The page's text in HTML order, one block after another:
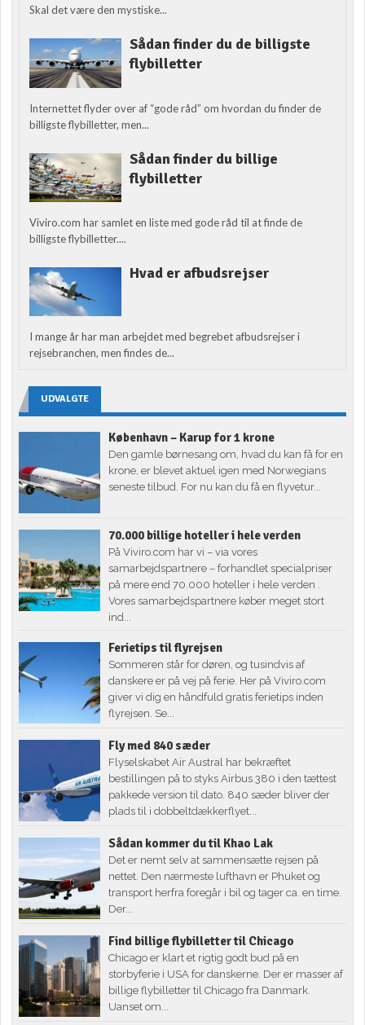
Skal det være den mystiske...
Sådan finder du de billigste
flybilletter
Internettet flyder over af “gode råd” om hvordan du finder de
billigste flybilletter, men...
Sådan finder du billige
flybilletter
Viviro.com har samlet en liste med gode råd til at finde de
billigste flybilletter....
Hvad er afbudsrejser
I mange år har man arbejdet med begrebet afbudsrejser i
rejsebranchen, men findes de...
UDVALGTE
København – Karup for 1 krone
Den gamle børnesang om, hvad du kan få for en
krone, er blevet aktuel igen med Norwegians
seneste tilbud. For nu kan du få en flyvetur...
70.000 billige hoteller i hele verden
På Viviro.com har vi – via vores
samarbejdspartnere – forhandlet specialpriser
på mere end 70.000 hoteller i hele verden .
Vores samarbejdspartnere køber meget stort
ind...
Ferietips til flyrejsen
Sommeren står for døren, og tusindvis af
danskere er på vej på ferie. Her på Viviro.com
giver vi dig en håndfuld gratis ferietips inden
flyrejsen. Se...
Fly med 840 sæder
Flyselskabet Air Austral har bekræftet
bestillingen på to styks Airbus 380 i den tættest
pakkede version til dato. 840 sæder bliver der
plads til i dobbeltdækkerflyet...
Sådan kommer du til Khao Lak
Det er nemt selv at sammensætte rejsen på
nettet. Den nærmeste lufthavn er Phuket og
transport herfra foregår i bil og tager ca. en time.
Der...
Find billige flybilletter til Chicago
Chicago er klart et rigtig godt bud på en
storbyferie i USA for danskerne. Der er masser af
billige flybilletter til Chicago fra Danmark.
Uanset om...